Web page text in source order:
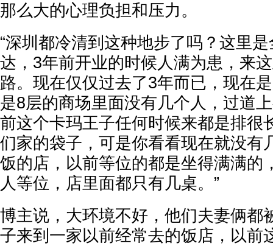
那么大的心理负担和压力。
“深圳都冷清到这种地步了吗？这里
达，3年前开业的时候人满为患，来
路。现在仅仅过去了3年而已，现在
是8层的商场里面没有几个人，过道
前这个卡玛王子任何时候来都是排很
们家的袋子，可是你看看现在就没有
饭的店，以前等位的都是坐得满满的
人等位，店里面都只有几桌。”
博主说，大环境不好，他们夫妻俩都
子来到一家以前经常去的饭店，以前